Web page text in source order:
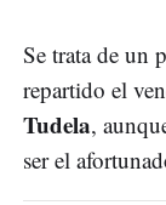
Se trata de un
repartido el
Tudela,
ser el